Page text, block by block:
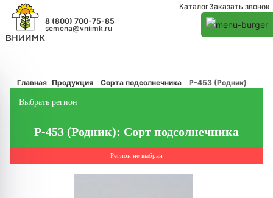
КаталогЗаказать звонок
8 (800) 700-75-85
semena@vniimk.ru
Главная Продукция Сорта подсолнечника Р-453 (Родник)
Выбрать регион
Р-453 (Родник): Сорт подсолнечника
Регион не выбран